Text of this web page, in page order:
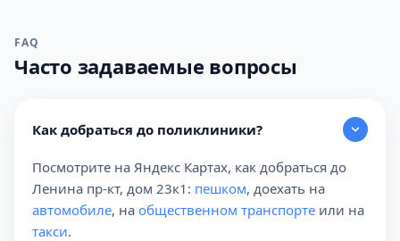
FAQ
Часто задаваемые вопросы
Как добраться до поликлиники?
Посмотрите на Яндекс Картах, как добраться до
Ленина пр-кт, дом 23к1: пешком, доехать на
автомобиле, на общественном транспорте или на
такси.